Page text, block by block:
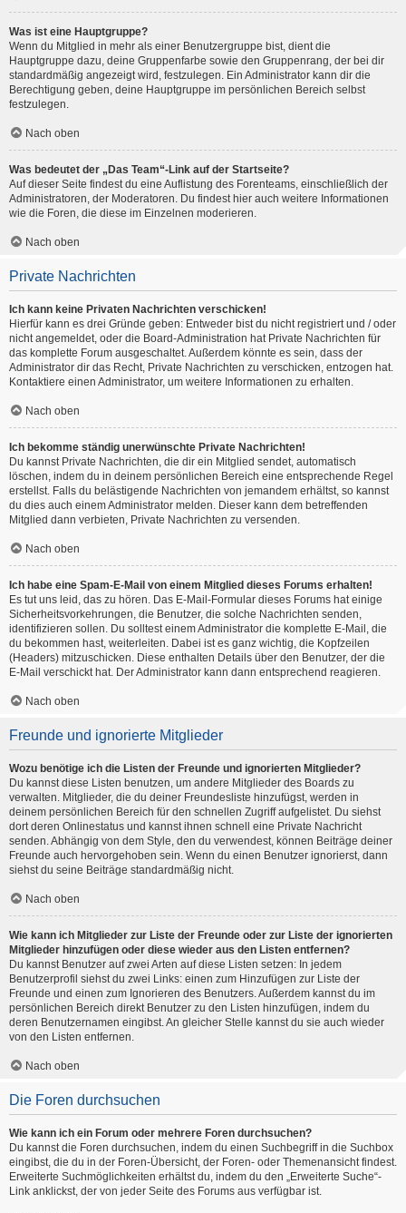
Was ist eine Hauptgruppe?
Wenn du Mitglied in mehr als einer Benutzergruppe bist, dient die
Hauptgruppe dazu, deine Gruppenfarbe sowie den Gruppenrang, der bei dir
standardmäßig angezeigt wird, festzulegen. Ein Administrator kann dir die
Berechtigung geben, deine Hauptgruppe im persönlichen Bereich selbst
festzulegen.
Nach oben
Was bedeutet der „Das Team“-Link auf der Startseite?
Auf dieser Seite findest du eine Auflistung des Forenteams, einschließlich der
Administratoren, der Moderatoren. Du findest hier auch weitere Informationen
wie die Foren, die diese im Einzelnen moderieren.
Nach oben
Private Nachrichten
Ich kann keine Privaten Nachrichten verschicken!
Hierfür kann es drei Gründe geben: Entweder bist du nicht registriert und / oder
nicht angemeldet, oder die Board-Administration hat Private Nachrichten für
das komplette Forum ausgeschaltet. Außerdem könnte es sein, dass der
Administrator dir das Recht, Private Nachrichten zu verschicken, entzogen hat.
Kontaktiere einen Administrator, um weitere Informationen zu erhalten.
Nach oben
Ich bekomme ständig unerwünschte Private Nachrichten!
Du kannst Private Nachrichten, die dir ein Mitglied sendet, automatisch
löschen, indem du in deinem persönlichen Bereich eine entsprechende Regel
erstellst. Falls du belästigende Nachrichten von jemandem erhältst, so kannst
du dies auch einem Administrator melden. Dieser kann dem betreffenden
Mitglied dann verbieten, Private Nachrichten zu versenden.
Nach oben
Ich habe eine Spam-E-Mail von einem Mitglied dieses Forums erhalten!
Es tut uns leid, das zu hören. Das E-Mail-Formular dieses Forums hat einige
Sicherheitsvorkehrungen, die Benutzer, die solche Nachrichten senden,
identifizieren sollen. Du solltest einem Administrator die komplette E-Mail, die
du bekommen hast, weiterleiten. Dabei ist es ganz wichtig, die Kopfzeilen
(Headers) mitzuschicken. Diese enthalten Details über den Benutzer, der die
E-Mail verschickt hat. Der Administrator kann dann entsprechend reagieren.
Nach oben
Freunde und ignorierte Mitglieder
Wozu benötige ich die Listen der Freunde und ignorierten Mitglieder?
Du kannst diese Listen benutzen, um andere Mitglieder des Boards zu
verwalten. Mitglieder, die du deiner Freundesliste hinzufügst, werden in
deinem persönlichen Bereich für den schnellen Zugriff aufgelistet. Du siehst
dort deren Onlinestatus und kannst ihnen schnell eine Private Nachricht
senden. Abhängig von dem Style, den du verwendest, können Beiträge deiner
Freunde auch hervorgehoben sein. Wenn du einen Benutzer ignorierst, dann
siehst du seine Beiträge standardmäßig nicht.
Nach oben
Wie kann ich Mitglieder zur Liste der Freunde oder zur Liste der ignorierten
Mitglieder hinzufügen oder diese wieder aus den Listen entfernen?
Du kannst Benutzer auf zwei Arten auf diese Listen setzen: In jedem
Benutzerprofil siehst du zwei Links: einen zum Hinzufügen zur Liste der
Freunde und einen zum Ignorieren des Benutzers. Außerdem kannst du im
persönlichen Bereich direkt Benutzer zu den Listen hinzufügen, indem du
deren Benutzernamen eingibst. An gleicher Stelle kannst du sie auch wieder
von den Listen entfernen.
Nach oben
Die Foren durchsuchen
Wie kann ich ein Forum oder mehrere Foren durchsuchen?
Du kannst die Foren durchsuchen, indem du einen Suchbegriff in die Suchbox
eingibst, die du in der Foren-Übersicht, der Foren- oder Themenansicht findest.
Erweiterte Suchmöglichkeiten erhältst du, indem du den „Erweiterte Suche“-
Link anklickst, der von jeder Seite des Forums aus verfügbar ist.